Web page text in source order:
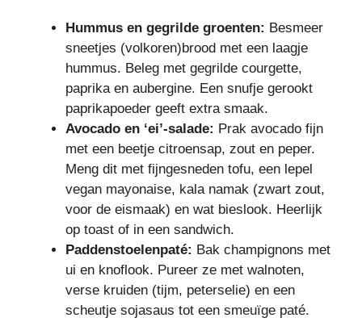
Hummus en gegrilde groenten: Besmeer
sneetjes (volkoren)brood met een laagje
hummus. Beleg met gegrilde courgette,
paprika en aubergine. Een snufje gerookt
paprikapoeder geeft extra smaak.
Avocado en ‘ei’-salade: Prak avocado fijn
met een beetje citroensap, zout en peper.
Meng dit met fijngesneden tofu, een lepel
vegan mayonaise, kala namak (zwart zout,
voor de eismaak) en wat bieslook. Heerlijk
op toast of in een sandwich.
Paddenstoelenpaté: Bak champignons met
ui en knoflook. Pureer ze met walnoten,
verse kruiden (tijm, peterselie) en een
scheutje sojasaus tot een smeuïge paté.